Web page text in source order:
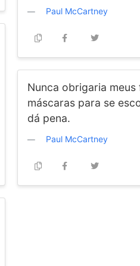
Paul McCartney
Nunca obrigaria meus
máscaras para se
dá pena.
Paul McCartney